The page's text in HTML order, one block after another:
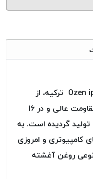
نخ دوخت Poly Art از شرکت Ozen iplik ترکیه، از
تارهای (فیلامنت – پلی استر) با مقاومت عالی و در ۱۶
تشکیل و تولید گردیده است. به
و امروزی
روغن آغشته